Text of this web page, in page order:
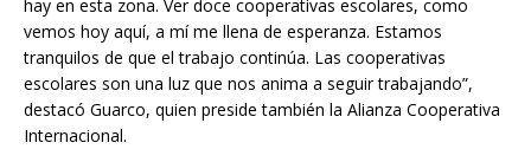
hay en esta zona. Ver doce cooperativas escolares, como
vemos hoy aquí, a mí me llena de esperanza. Estamos
tranquilos de que el trabajo continúa. Las cooperativas
escolares son una luz que nos anima a seguir trabajando”,
destacó Guarco, quien preside también la Alianza Cooperativa
Internacional.